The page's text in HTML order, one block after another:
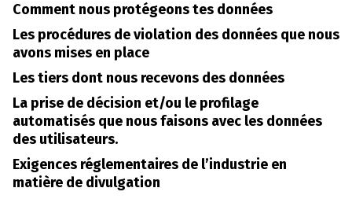
Comment nous protégeons tes données
Les procédures de violation des données que nous
avons mises en place
Les tiers dont nous recevons des données
La prise de décision et/ou le profilage
automatisés que nous faisons avec les données
des utilisateurs.
Exigences réglementaires de l’industrie en
matière de divulgation